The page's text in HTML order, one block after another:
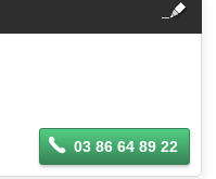
fermer
03 86 64 89 22